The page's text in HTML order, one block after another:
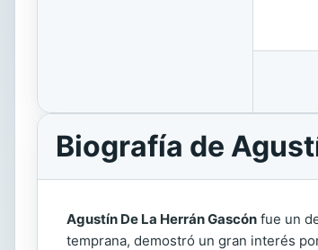
Biografía de
Agustín De La Herrán Gascón fue un
temprana, demostró un gran interés